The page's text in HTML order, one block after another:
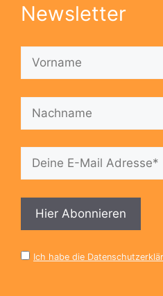
Newsletter
Ich habe die